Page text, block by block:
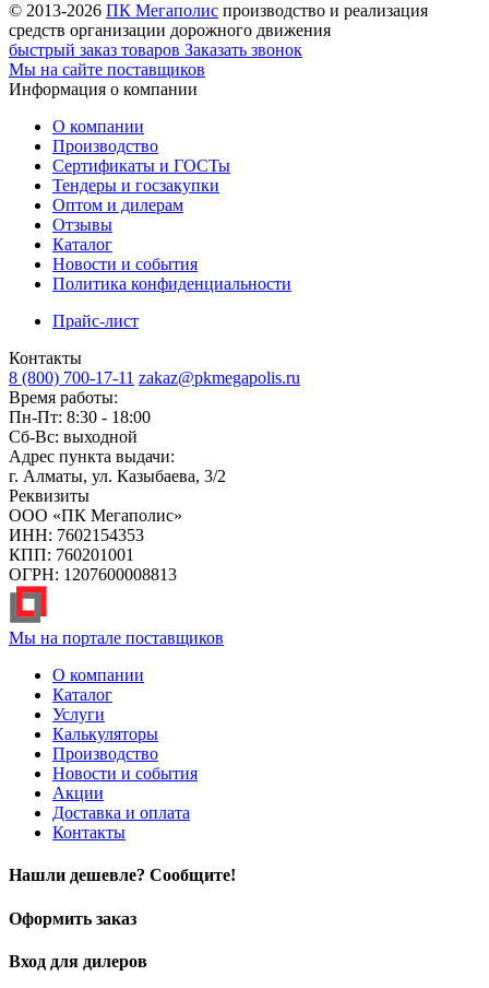
© 2013-2026 ПК Мегаполис производство и реализация
средств организации дорожного движения
быстрый заказ товаров Заказать звонок
Мы на сайте поставщиков
Информация о компании
О компании
Производство
Сертификаты и ГОСТы
Тендеры и госзакупки
Оптом и дилерам
Отзывы
Каталог
Новости и события
Политика конфиденциальности
Прайс-лист
Контакты
8 (800) 700-17-11 zakaz@pkmegapolis.ru
Время работы:
Пн-Пт: 8:30 - 18:00
Сб-Вс: выходной
Адрес пункта выдачи:
г. Алматы, ул. Казыбаева, 3/2
Реквизиты
ООО «ПК Мегаполис»
ИНН: 7602154353
КПП: 760201001
ОГРН: 1207600008813
Мы на портале поставщиков
О компании
Каталог
Услуги
Калькуляторы
Производство
Новости и события
Акции
Доставка и оплата
Контакты
Нашли дешевле? Сообщите!
Оформить заказ
Вход для дилеров